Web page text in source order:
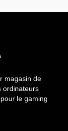
magasin de
ordinateurs
le gaming